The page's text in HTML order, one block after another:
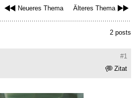
Neueres Thema Älteres Thema
2 posts
#1
Zitat